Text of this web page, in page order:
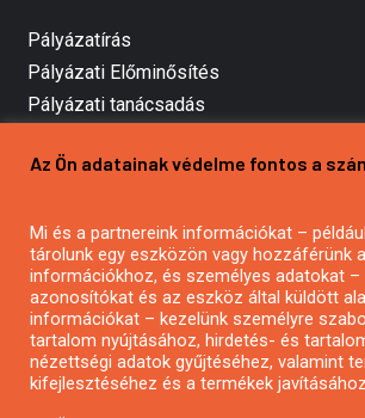
Pályázatírás
Pályázati Előminősítés
Pályázati tanácsadás
Mezőgazdasági pályázatírás
Pályázatírás civil szervezeteknek
Pályázatírás önkormányzatoknak
Pályázatfigyelés
Specifikus pályázatfigyelés vagy hírlevél
Az Ön adatainak védelme fontos a
Mi és a partnereink információkat –
tárolunk egy eszközön vagy hozzáférünk
információkhoz, és személyes adatokat –
azonosítókat és az eszköz által küldött
információkat – kezelünk személyre
tartalom nyújtásához, hirdetés- és
nézettségi adatok gyűjtéséhez, valamint
kifejlesztéséhez és a termékek